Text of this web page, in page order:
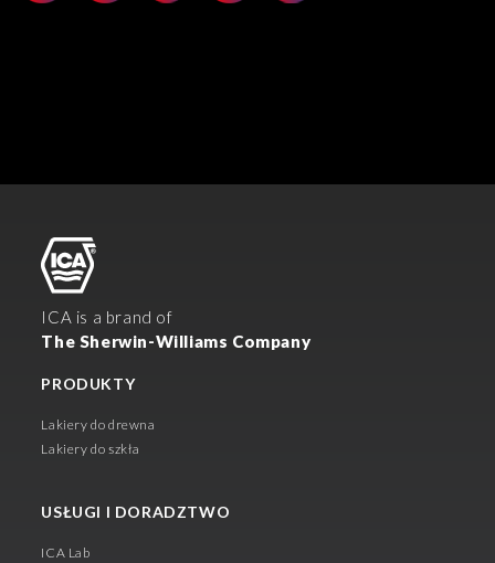
ICA is a brand of
The Sherwin-Williams Company
PRODUKTY
Lakiery do drewna
Lakiery do szkła
USŁUGI I DORADZTWO
ICA Lab